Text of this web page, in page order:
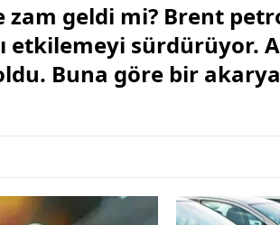
geldi mi? Brent
etkilemeyi sürdürüyor.
Buna göre bir